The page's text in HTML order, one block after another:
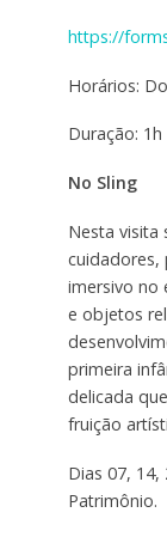
https://
Horários:
Duração: 1h
No Sling
Nesta visita
cuidadores,
imersivo no
e objetos
primeira
delicada
fruição
Dias 07,
Patrimônio.